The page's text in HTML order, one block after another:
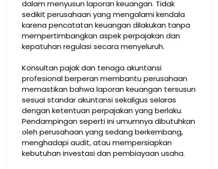
dalam menyusun laporan keuangan. Tidak
sedikit perusahaan yang mengalami kendala
karena pencatatan keuangan dilakukan tanpa
mempertimbangkan aspek perpajakan dan
kepatuhan regulasi secara menyeluruh.
Konsultan pajak dan tenaga akuntansi
profesional berperan membantu perusahaan
memastikan bahwa laporan keuangan tersusun
sesuai standar akuntansi sekaligus selaras
dengan ketentuan perpajakan yang berlaku.
Pendampingan seperti ini umumnya dibutuhkan
oleh perusahaan yang sedang berkembang,
menghadapi audit, atau mempersiapkan
kebutuhan investasi dan pembiayaan usaha.